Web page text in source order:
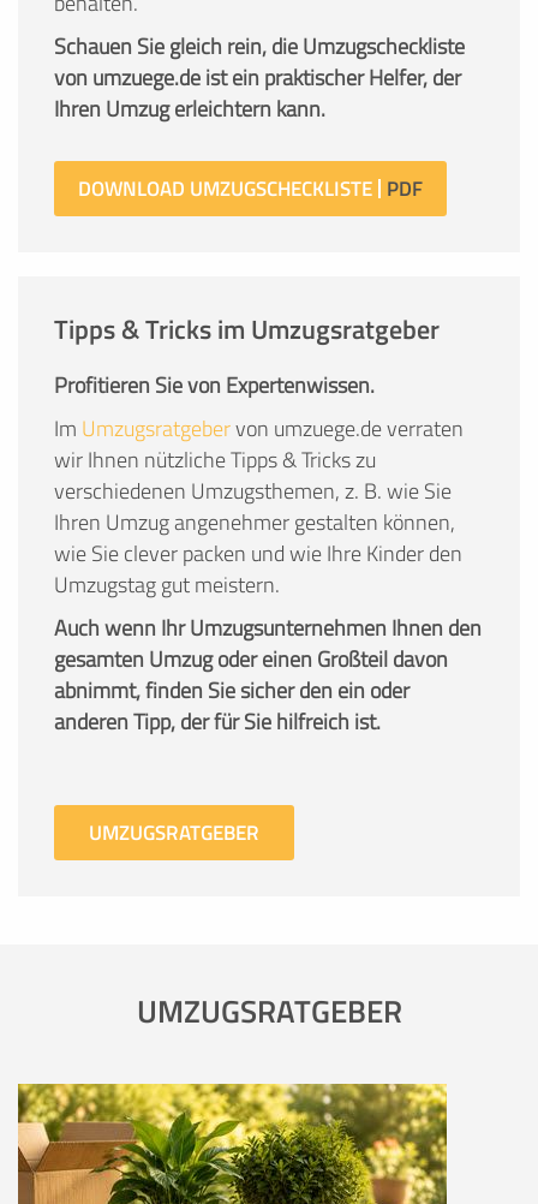
Schauen Sie gleich rein, die Umzugscheckliste
von umzuege.de ist ein praktischer Helfer, der
Ihren Umzug erleichtern kann.
DOWNLOAD UMZUGSCHECKLISTE
Tipps & Tricks im Umzugsratgeber
Profitieren Sie von Expertenwissen.
Im Umzugsratgebervon umzuege.de verraten
wir Ihnen nützliche Tipps & Tricks zu
verschiedenen Umzugsthemen, z. B. wie Sie
Ihren Umzug angenehmer gestalten können,
wie Sie clever packen und wie Ihre Kinder den
Umzugstag gut meistern.
Auch wenn Ihr Umzugsunternehmen Ihnen den
gesamten Umzug oder einen Großteil davon
abnimmt, finden Sie sicher den ein oder
anderen Tipp, der für Sie hilfreich ist.
UMZUGSRATGEBER
UMZUGSRATGEBER